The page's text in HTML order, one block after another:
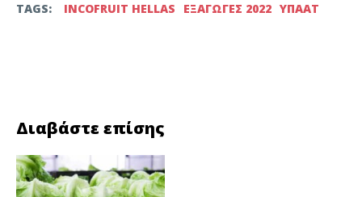
TAGS:
INCOFRUIT HELLAS ΕΞΑΓΩΓΕΣ 2022 ΥΠΑΑΤ
Διαβάστε επίσης